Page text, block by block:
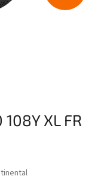
XL FR